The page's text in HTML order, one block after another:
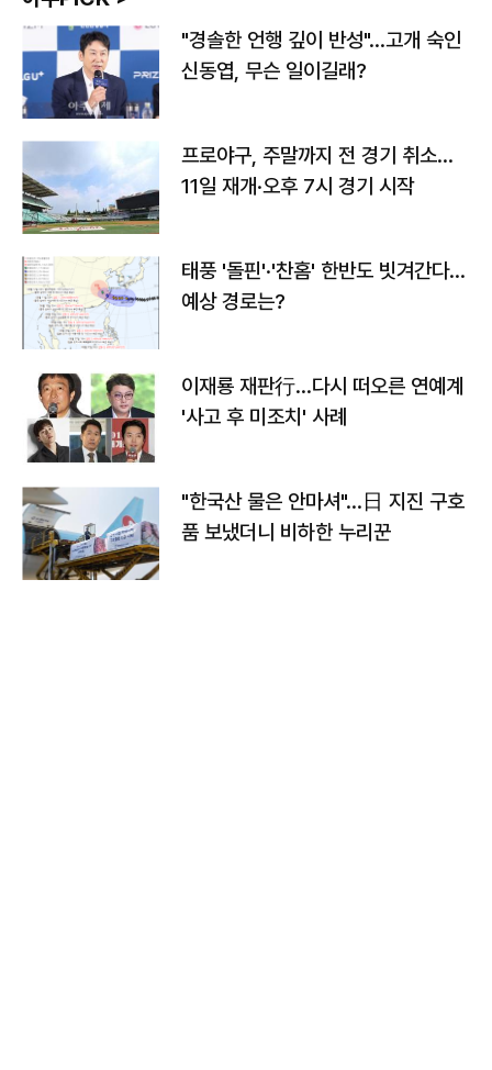
"경솔한 언행 깊이 반성"…고개 숙인
신동엽, 무슨 일이길래?
프로야구, 주말까지 전 경기 취소…
11일 재개·오후 7시 경기 시작
태풍 '돌핀'·'찬홈' 한반도 빗겨간다…
예상 경로는?
이재룡 재판行…다시 떠오른 연예계
'사고 후 미조치' 사례
"한국산 물은 안마셔"…日 지진 구호
품 보냈더니 비하한 누리꾼